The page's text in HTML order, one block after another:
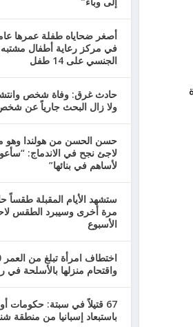
أصغر ضحاياه طفلة عمرها
في مركز رعاية أطفال مشتبه
الجنسي على 14 طفل
حادث غرق: وفاة شخص
ولا زال البحث جارياً عن
حسن الحسن من هولندا وهو
لاجئ نجح في الاندماج:
لأساهم في بنائها”
ستشهد الأيام المقبلة طقساً
مرة أخرى وسيبرد الطقس
الأسبوع
واقتحام منزلها بالأسلحة في
67 قتيلاً في سبتة: حكومات
باستبعاد إسبانيا من منطقة